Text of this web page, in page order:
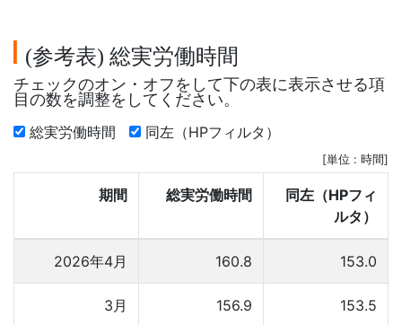
(参考表) 総実労働時間
チェックのオン・オフをして下の表に表示させる項
目の数を調整をしてください。
総実労働時間 同左（HPフィルタ）
[単位 : 時間]
期間 総実労働時間
同左（HPフィ
ルタ）
2026年4月 160.8 153.0
3月 156.9 153.5